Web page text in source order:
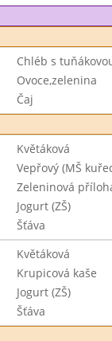
Chléb s
Ovoce,zelenina
Čaj
Květáková
Vepřový (MŠ
Zeleninová
Jogurt (ZŠ)
Šťáva
Květáková
Krupicová kaše
Jogurt (ZŠ)
Šťáva